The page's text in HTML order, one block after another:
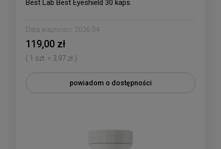
Best Lab Best Eyeshield 30 kaps.
Data ważności: 2026.04
119,00 zł
( 1 szt. = 3,97 zł )
powiadom o dostępności